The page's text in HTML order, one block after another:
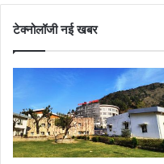
टेक्नोलॉजी नई खबर